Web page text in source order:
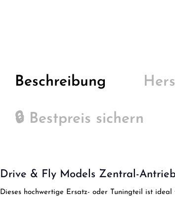
Beschreibung
🔒 Bestpreis sichern
Drive & Fly Models Zentral-
Dieses hochwertige Ersatz- oder Tuningteil ist